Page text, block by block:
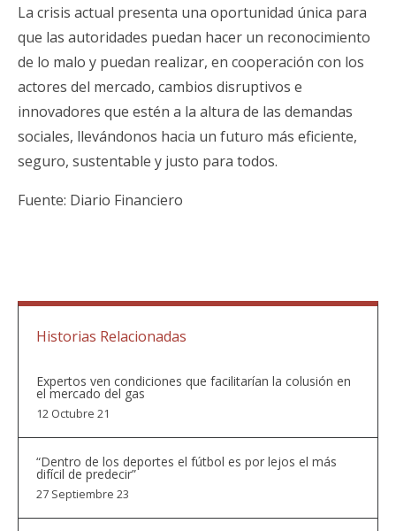
La crisis actual presenta una oportunidad única para
que las autoridades puedan hacer un reconocimiento
de lo malo y puedan realizar, en cooperación con los
actores del mercado, cambios disruptivos e
innovadores que estén a la altura de las demandas
sociales, llevándonos hacia un futuro más eficiente,
seguro, sustentable y justo para todos.
Fuente: Diario Financiero
Historias Relacionadas
Expertos ven condiciones que facilitarían la colusión en
el mercado del gas
12 Octubre 21
“Dentro de los deportes el fútbol es por lejos el más
difícil de predecir”
27 Septiembre 23